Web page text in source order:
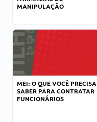
MANIPULAÇÃO
MEI: O QUE VOCÊ PRECISA
SABER PARA CONTRATAR
FUNCIONÁRIOS